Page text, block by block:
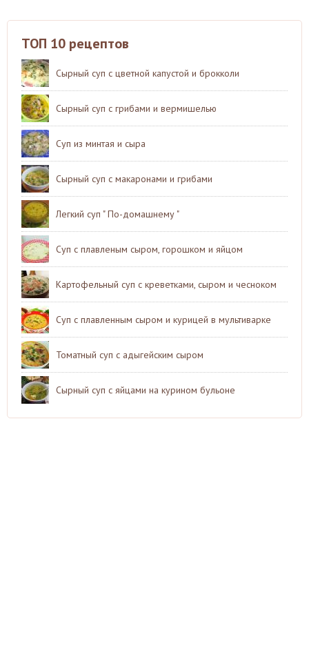
ТОП 10 рецептов
Сырный суп с цветной капустой и брокколи
Сырный суп с грибами и вермишелью
Суп из минтая и сыра
Сырный суп с макаронами и грибами
Легкий суп " По-домашнему "
Суп с плавленым сыром, горошком и яйцом
Картофельный суп с креветками, сыром и чесноком
Суп с плавленным сыром и курицей в мультиварке
Томатный суп с адыгейским сыром
Сырный суп с яйцами на курином бульоне